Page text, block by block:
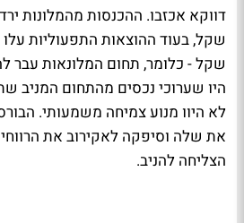
שקל - כלומר, תחום המלונאות עבר
היו שערוכי נכסים מהתחום המניב
לא היוו מנוע צמיחה משמעותי.
את שלה וסיפקה לאקירוב את
הצליחה להניב.